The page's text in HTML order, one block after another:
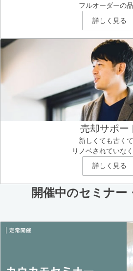
フルオーダーの
詳しく見る
売却サポー
新しくても古く
リノベされていな
詳しく見る
開催中のセミナー